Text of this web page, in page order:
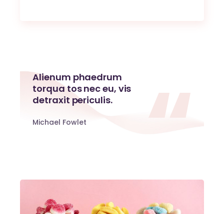
Alienum phaedrum
torqua tos nec eu, vis
detraxit periculis.
Michael Fowlet